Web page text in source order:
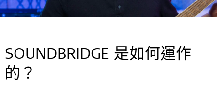
SOUNDBRIDGE 是如何運作
的？